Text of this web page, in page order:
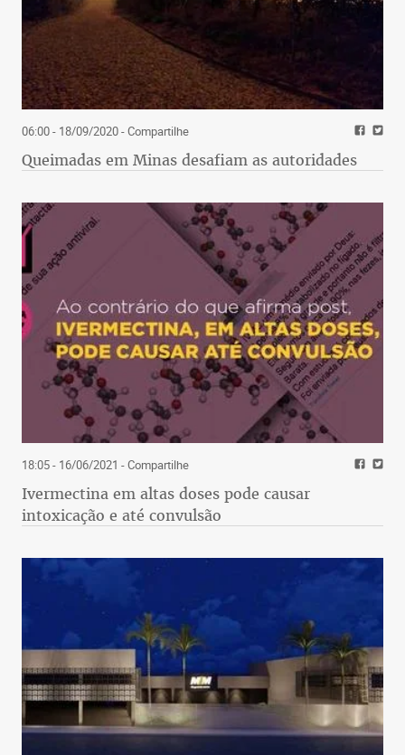
06:00 - 18/09/2020- Compartilhe
Queimadas em Minas desafiam as autoridades
18:05 - 16/06/2021 - Compartilhe
Ivermectina em altas doses pode causar
intoxicação e até convulsão